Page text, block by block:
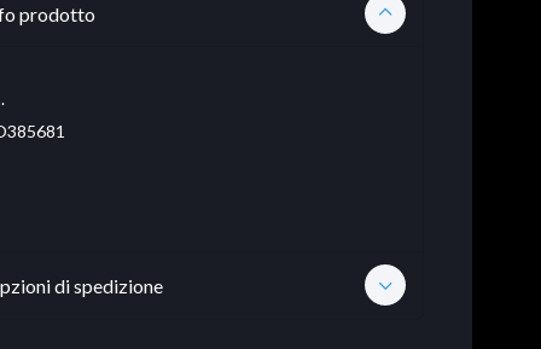
prodotto
di spedizione